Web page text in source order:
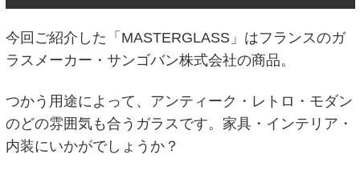
今回ご紹介した「MASTERGLASS」はフランスのガ
ラスメーカー・サンゴバン株式会社の商品。
つかう用途によって、アンティーク・レトロ・モダン
のどの雰囲気も合うガラスです。家具・インテリア・
内装にいかがでしょうか？